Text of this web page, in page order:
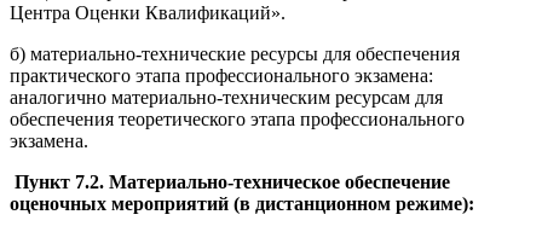
Центра Оценки Квалификаций».
б) материально-технические ресурсы для обеспечения
практического этапа профессионального экзамена:
аналогично материально-техническим ресурсам для
обеспечения теоретического этапа профессионального
экзамена.
Пункт 7.2. Материально-техническое обеспечение
оценочных мероприятий (в дистанционном режиме):